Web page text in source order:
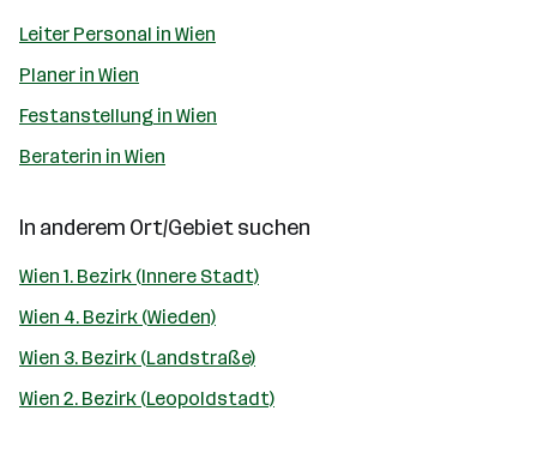
Leiter Personal in Wien
Planer in Wien
Festanstellung in Wien
Beraterin in Wien
In anderem Ort/Gebiet suchen
Wien 1. Bezirk (Innere Stadt)
Wien 4. Bezirk (Wieden)
Wien 3. Bezirk (Landstraße)
Wien 2. Bezirk (Leopoldstadt)